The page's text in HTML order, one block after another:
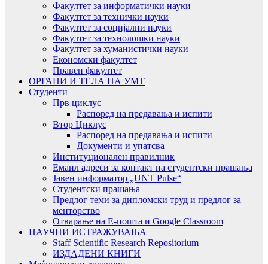
Факултет за информатички науки
Факултет за технички науки
Факултет за социјални науки
Факултет за технолошки науки
Факултет за хуманистички науки
Економски факултет
Правен факултет
ОРГАНИ И ТЕЛА НА УМТ
Студенти
Прв циклус
Распоред на предавањa и испити
Втор Циклус
Распоред на предавањa и испити
Документи и упатсва
Институционален правилник
Емаил адреси за контакт на студентски прашања
Јавен информатор „UNT Pulse“
Студентски прашања
Предлог теми за дипломски труд и предлог за
менторство
Отварање на Е-пошта и Google Classroom
НАУЧНИ ИСТРАЖУВАЊА
Staff Scientific Research Repositorium
ИЗДАДЕНИ КНИГИ